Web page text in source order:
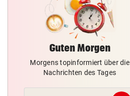
Guten Morgen
Morgens topinformiert über die
Nachrichten des Tages